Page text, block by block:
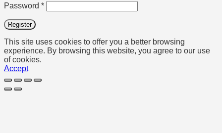
Password *Required
Register
This site uses cookies to offer you a better browsing
experience. By browsing this website, you agree to our use
of cookies.
Accept